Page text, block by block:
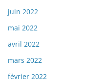
juin 2022
mai 2022
avril 2022
mars 2022
février 2022